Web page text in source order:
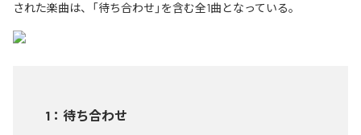
された楽曲は、「待ち合わせ」を含む全1曲となっている。
1 ： 待ち合わせ